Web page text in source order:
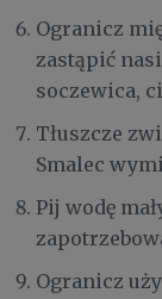
Ogranicz
zastąpić
soczewica,
Tłuszcze
Smalec
Pij wodę
Ogranicz